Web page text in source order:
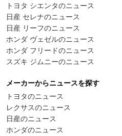
トヨタ シエンタのニュース
日産 セレナのニュース
日産 リーフのニュース
ホンダ ヴェゼルのニュース
ホンダ フリードのニュース
スズキ ジムニーのニュース
メーカーからニュースを探す
トヨタのニュース
レクサスのニュース
日産のニュース
ホンダのニュース